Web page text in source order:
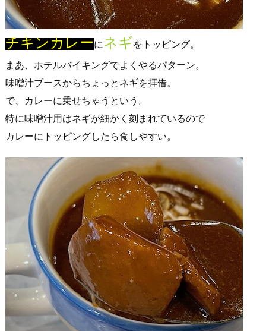
チキンカレーにネギをトッピング。
まあ、ホテルバイキングでよくやるパターン。
味噌汁ブースからちょっとネギを拝借。
で、カレーに乗せちゃうという。
特に味噌汁用はネギが細かく刻まれているので
カレーにトッピングしたら食しやすい。